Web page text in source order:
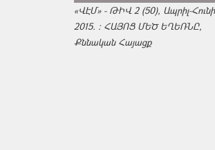
«ՎԷՄ» - ԹԻՎ 2 (50), Ապրիլ-
2015. : ՀԱՅՈՑ ՄԵԾ ԵՂԵՌՆԸ,
Քննական Հայացք